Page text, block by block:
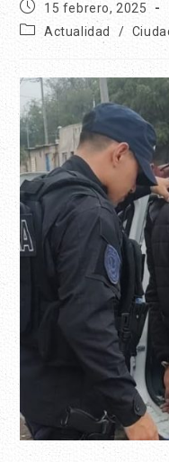
15 febrero, 2025
Actualidad
/